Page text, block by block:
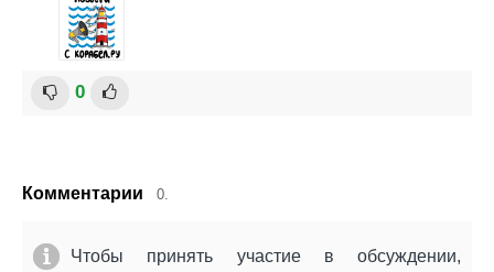
0
Комментарии 0.
Чтобы принять участие в обсуждении,